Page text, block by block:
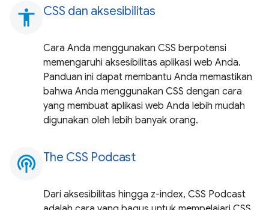
accessibility CSS dan aksesibilitas
Cara Anda menggunakan CSS berpotensi
memengaruhi aksesibilitas aplikasi web Anda.
Panduan ini dapat membantu Anda memastikan
bahwa Anda menggunakan CSS dengan cara
yang membuat aplikasi web Anda lebih mudah
digunakan oleh lebih banyak orang.
podcasts The CSS Podcast
Dari aksesibilitas hingga z-index, CSS Podcast